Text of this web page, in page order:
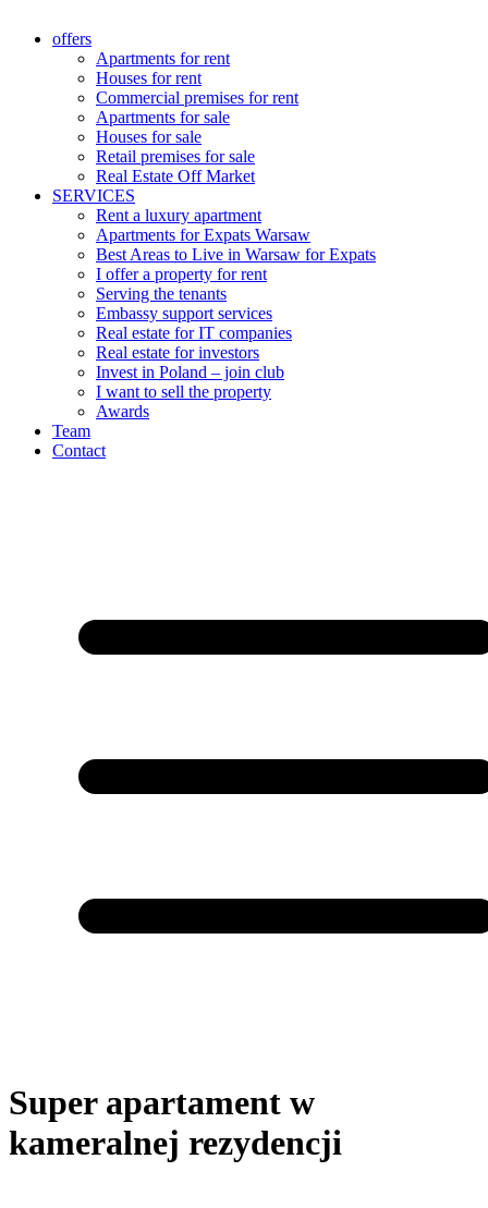
offers
Apartments for rent
Houses for rent
Commercial premises for rent
Apartments for sale
Houses for sale
Retail premises for sale
Real Estate Off Market
SERVICES
Rent a luxury apartment
Apartments for Expats Warsaw
Best Areas to Live in Warsaw for Expats
I offer a property for rent
Serving the tenants
Embassy support services
Real estate for IT companies
Real estate for investors
Invest in Poland – join club
I want to sell the property
Awards
Team
Contact
Super apartament w
kameralnej rezydencji